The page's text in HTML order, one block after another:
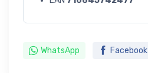
WhatsApp Facebook